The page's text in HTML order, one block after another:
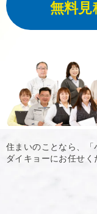
無料見
住まいのことなら、
ダイキョーにお任せく